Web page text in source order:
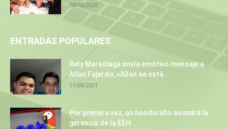
08/08/2026
ENTRADAS POPULARES
Rely Maradiaga envía emotivo mensaje a
Allan Fajardo, «Allan se está...
11/08/2021
Por primera vez, un hondureño asumirá la
gerencia de la EEH